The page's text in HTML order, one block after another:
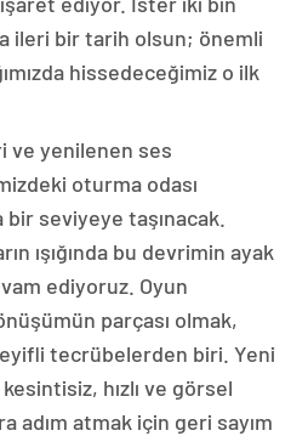
ileri bir tarih olsun; önemli
hissedeceğimiz o ilk
ve yenilenen ses
oturma odası
seviyeye taşınacak.
ışığında bu devrimin ayak
ediyoruz. Oyun
parçası olmak,
tecrübelerden biri. Yeni
hızlı ve görsel
adım atmak için geri sayım